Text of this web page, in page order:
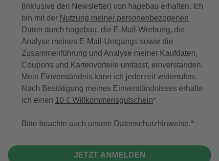
(inklusive den Newsletter) von hagebau erhalten. Ich
bin mit der Nutzung meiner personenbezogenen
Daten durch hagebau, die E-Mail-Werbung, die
Analyse meines E-Mail-Umgangs sowie die
Zusammenführung und Analyse meiner Kaufdaten,
Coupons und Kartenvorteile umfasst, einverstanden.
Mein Einverständnis kann ich jederzeit widerrufen.
Nach Bestätigung meines Einverständnisses erhalte
ich einen 10 € Willkommensgutschein*.
Bitte beachte auch unsere Datenschutzhinweise.
JETZT ANMELDEN